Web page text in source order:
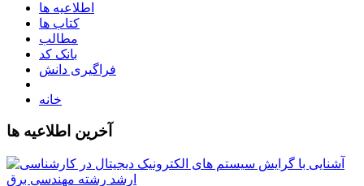
اطلاعیه ها
کتاب ها
مطالب
بانک کد
فراگیری دانش
خانه
آخرین اطلاعیه ها